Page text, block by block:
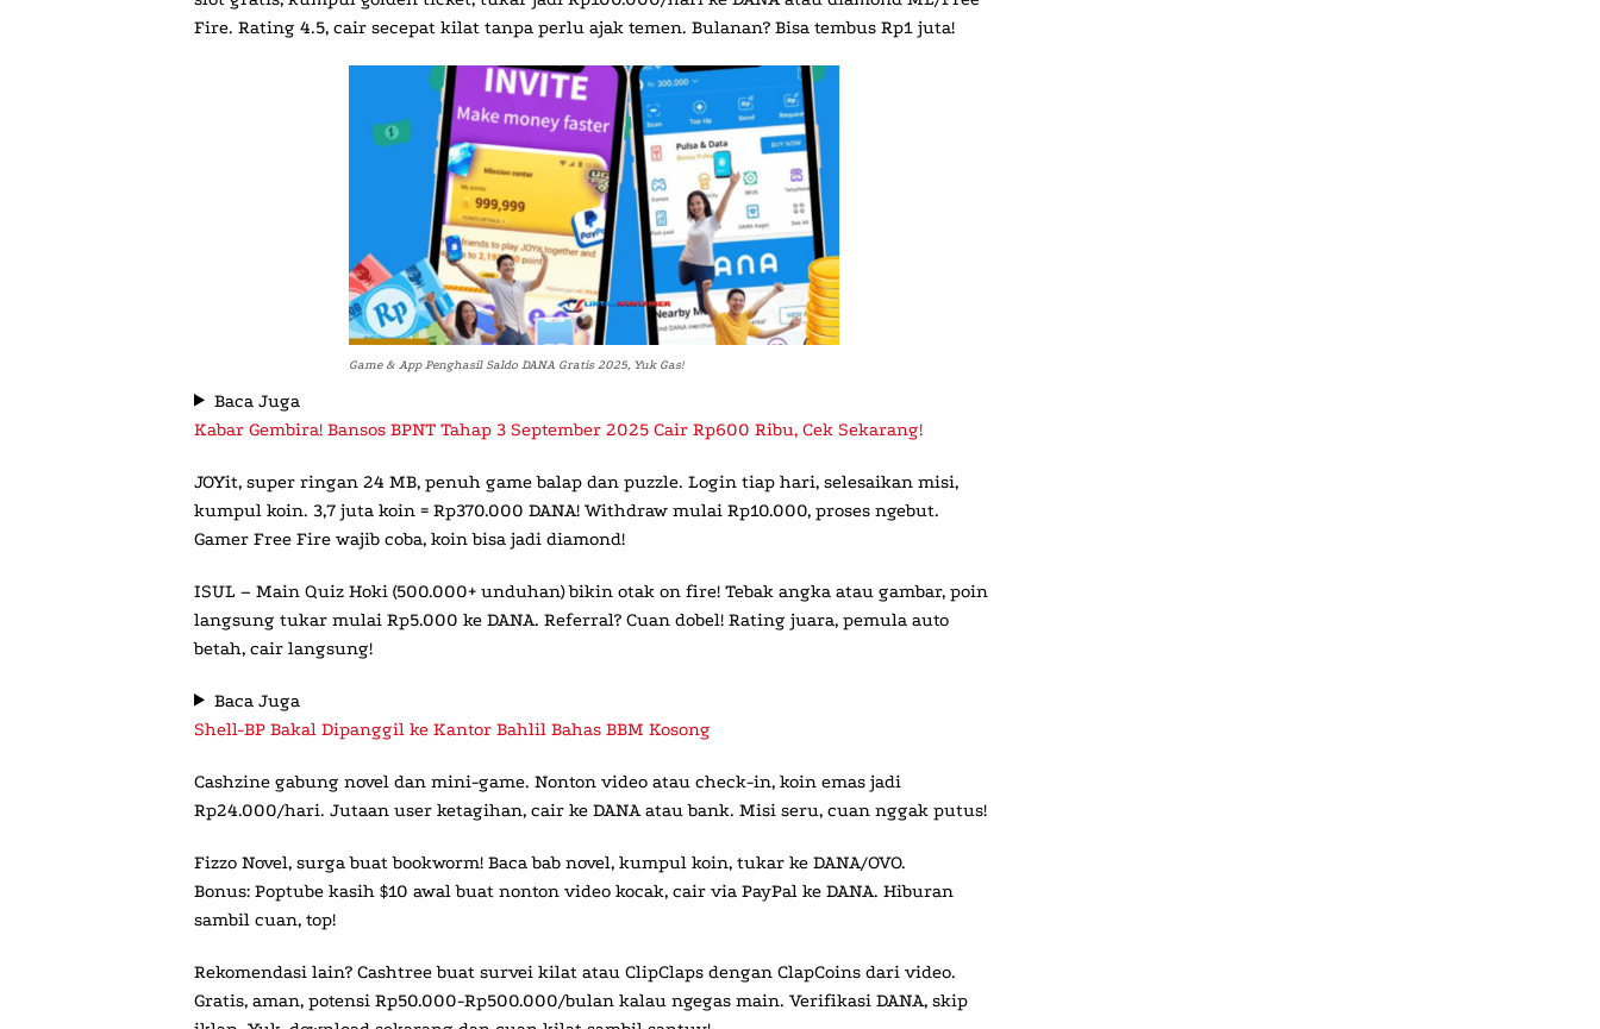
Fire. Rating 4.5, cair secepat kilat tanpa perlu ajak temen. Bulanan? Bisa tembus Rp1 juta!
Game & App Penghasil Saldo DANA Gratis 2025, Yuk Gas!
Baca Juga
Kabar Gembira! Bansos BPNT Tahap 3 September 2025 Cair Rp600 Ribu, Cek Sekarang!
JOYit, super ringan 24 MB, penuh game balap dan puzzle. Login tiap hari, selesaikan misi,
kumpul koin. 3,7 juta koin = Rp370.000 DANA! Withdraw mulai Rp10.000, proses ngebut.
Gamer Free Fire wajib coba, koin bisa jadi diamond!
ISUL – Main Quiz Hoki (500.000+ unduhan) bikin otak on fire! Tebak angka atau gambar, poin
langsung tukar mulai Rp5.000 ke DANA. Referral? Cuan dobel! Rating juara, pemula auto
betah, cair langsung!
Baca Juga
Shell-BP Bakal Dipanggil ke Kantor Bahlil Bahas BBM Kosong
Cashzine gabung novel dan mini-game. Nonton video atau check-in, koin emas jadi
Rp24.000/hari. Jutaan user ketagihan, cair ke DANA atau bank. Misi seru, cuan nggak putus!
Fizzo Novel, surga buat bookworm! Baca bab novel, kumpul koin, tukar ke DANA/OVO.
Bonus: Poptube kasih $10 awal buat nonton video kocak, cair via PayPal ke DANA. Hiburan
sambil cuan, top!
Rekomendasi lain? Cashtreebuat survei kilat atau ClipClaps dengan ClapCoins dari video.
Gratis, aman, potensi Rp50.000-Rp500.000/bulan kalau ngegas main. Verifikasi DANA, skip